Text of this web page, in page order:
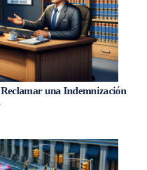
una Indemnización